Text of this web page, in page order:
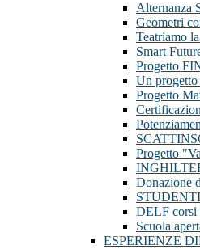
Alternanza
Geometri
Teatriamo
Smart
Progetto
Un
Progetto
Progetto
Donazione
DELF corsi
Scuola
ESPERIENZE